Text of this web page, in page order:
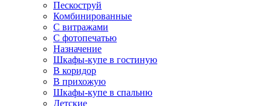
Пескоструй
Комбинированные
С витражами
С фотопечатью
Назначение
Шкафы-купе в гостиную
В коридор
В прихожую
Шкафы-купе в спальню
Детские